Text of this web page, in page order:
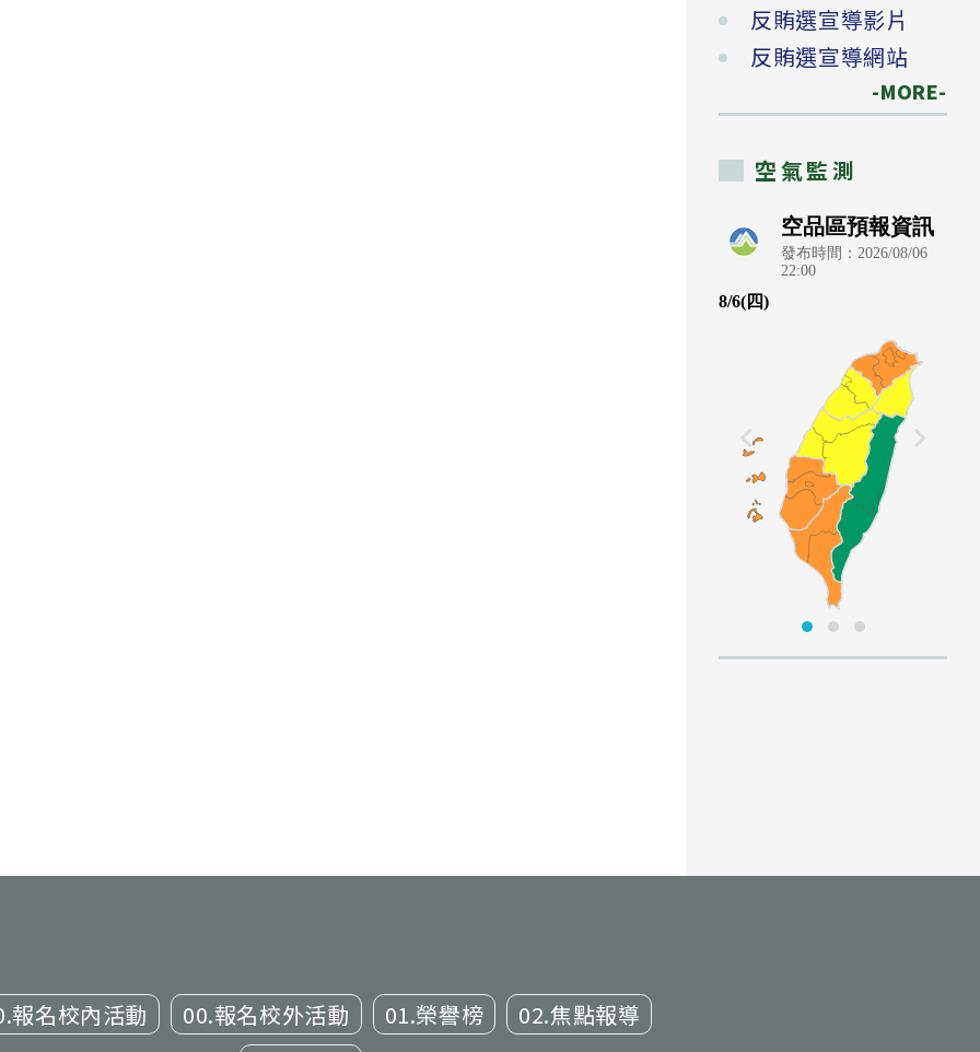
反賄選宣導影片
反賄選宣導網站
-MORE-
空氣監測
報名校內活動 00.報名校外活動 01.榮譽榜
02.焦點報導